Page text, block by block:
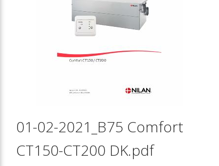
01-02-2021_B75 Comfort
CT150-CT200 DK.pdf